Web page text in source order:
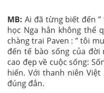
MB: Ai đã từng biết đến
học Nga hẳn không thể
chàng trai Paven : ” tôi
đến tế bào sống của
cao đẹp về cuộc sống:
hiến. Với thanh niên
đúng đắn.